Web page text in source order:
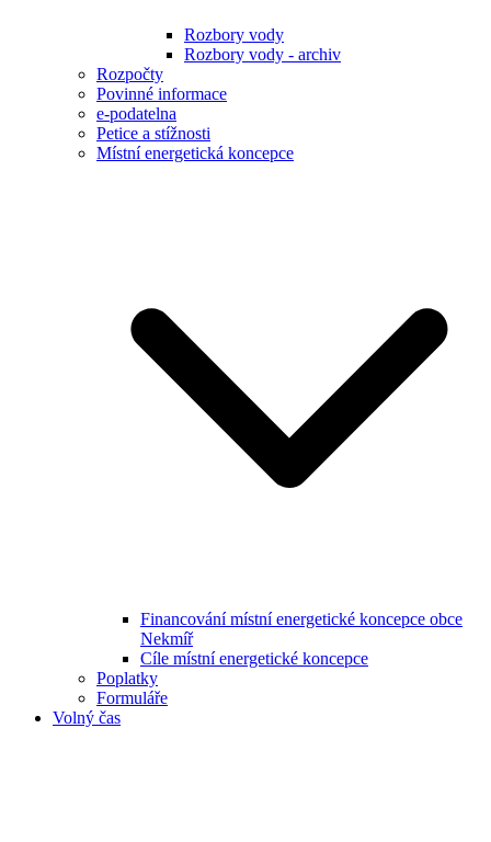
Rozbory vody
Rozbory vody - archiv
Rozpočty
Povinné informace
e-podatelna
Petice a stížnosti
Místní energetická koncepce
Financování místní energetické koncepce obce
Nekmíř
Cíle místní energetické koncepce
Poplatky
Formuláře
Volný čas